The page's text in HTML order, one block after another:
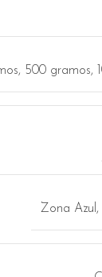
500 gramos,
Zona Azul,